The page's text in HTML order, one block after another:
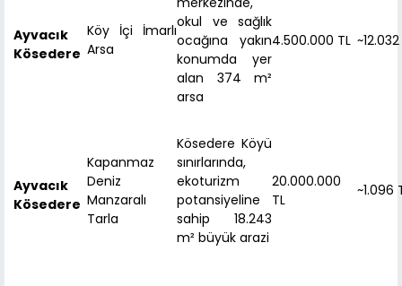
Ayvacık
Kösedere
Köy İçi İmarlı
Arsa
okul ve sağlık
ocağına yakın
konumda yer
alan 374 m²
arsa
4.500.000 TL
Ayvacık
Kösedere
Kapanmaz
Deniz
Manzaralı
Tarla
Kösedere Köyü
sınırlarında,
ekoturizm
potansiyeline
sahip 18.243
m² büyük arazi
20.000.000
TL
~1.096